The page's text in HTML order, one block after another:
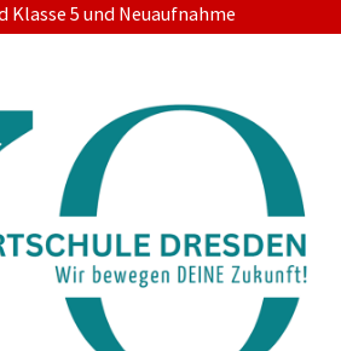
Klasse 5 und Neuaufnahme